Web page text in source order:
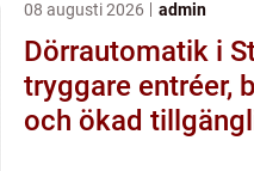
08 augusti 2026 admin
Dörrautomatik i
tryggare entréer,
och ökad